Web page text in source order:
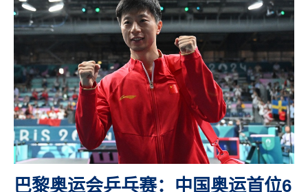
巴黎奥运会乒乓赛：中国奥运首位6